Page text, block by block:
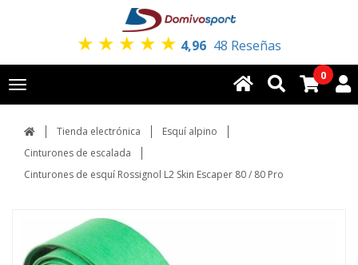
★ ★ ★ ★ ★ 4,96 48 Reseñas
Toggle
navigation
0
Tienda electrónica
Esquí alpino
Cinturones de escalada
Cinturones de esquí Rossignol L2 Skin Escaper 80 / 80 Pro